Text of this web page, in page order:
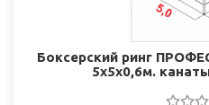
Боксерский ринг
5х5х0,6м.